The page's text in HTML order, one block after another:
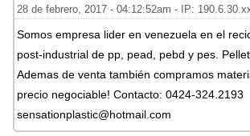
28 de febrero, 2017 - 04:12:52am - IP:
Somos empresa lider en venezuela en el
post-industrial de pp, pead, pebd y pes.
Ademas de venta también compramos
precio negociable! Contacto: 0424-324.2193
sensationplastic@hotmail.com